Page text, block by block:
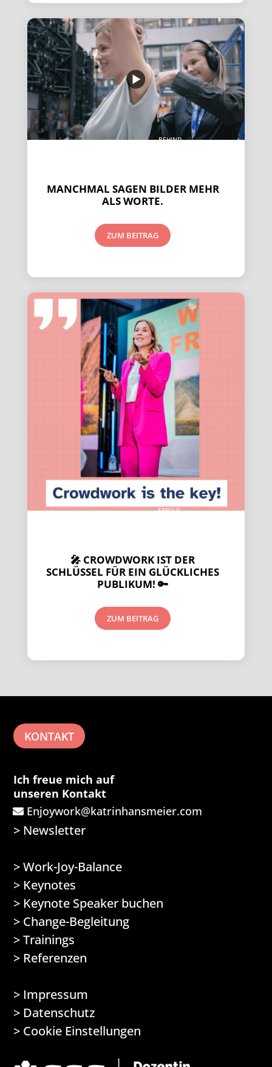
BEHIND
MANCHMAL SAGEN BILDER MEHR
ALS WORTE.
ZUM BEITRAG
ERFOLG-
🎤 CROWDWORK IST DER
SCHLÜSSEL FÜR EIN GLÜCKLICHES
PUBLIKUM! 🔑
ZUM BEITRAG
KONTAKT
Ich freue mich auf
unseren Kontakt
Enjoywork@katrinhansmeier.com
> Newsletter
>Work-Joy-Balance
> Keynotes
> Keynote Speaker buchen
> Change-Begleitung
>Trainings
> Referenzen
> Impressum
> Datenschutz
> Cookie Einstellungen